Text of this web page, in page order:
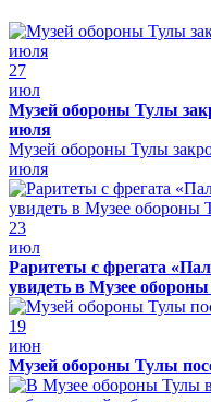
27
июл
Музей обороны Тулы
июля
Музей обороны Тулы
июля
23
июл
Раритеты с фрегата
увидеть в Музее
19
июн
Музей обороны Тулы